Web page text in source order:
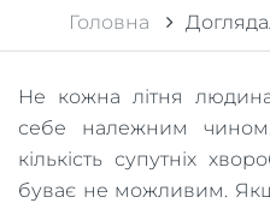
Головна
Не кожна літня
себе належним
кількість супутніх
буває не можливим.